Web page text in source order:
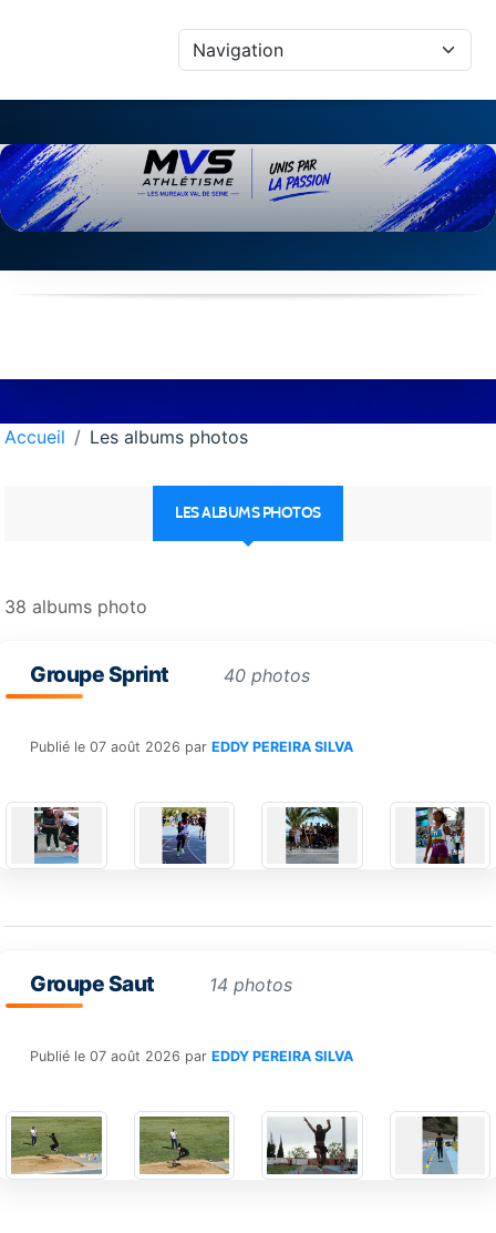
Accueil Les albums photos
LES ALBUMS PHOTOS
38 albums photo
Groupe Sprint 40 photos
Publié le 07 août 2026 par EDDY PEREIRA SILVA
Groupe Saut 14 photos
Publié le 07 août 2026 par EDDY PEREIRA SILVA